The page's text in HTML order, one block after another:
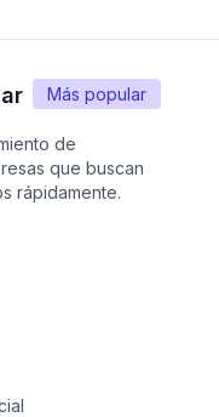
Más popular
de
que buscan
rápidamente.